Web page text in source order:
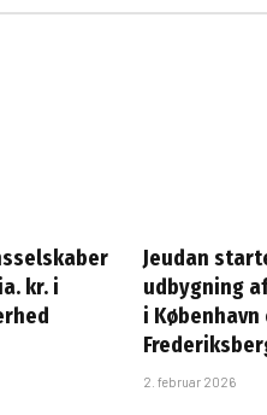
kr. i
Jeudan
udbygning
i København
2. februar 2026